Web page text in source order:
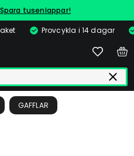
Spara tusenlappar!
Provcykla i 14 dagar
GAFFLAR